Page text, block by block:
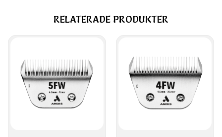
RELATERADE PRODUKTER